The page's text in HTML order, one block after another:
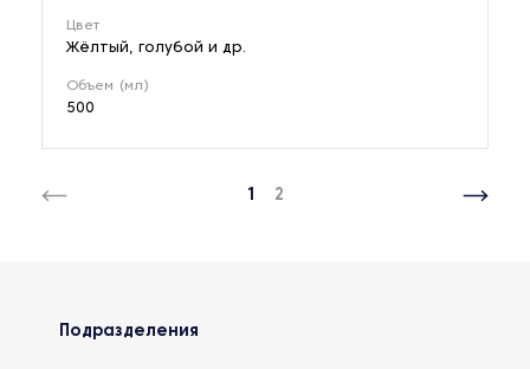
Цвет
Жёлтый, голубой и др.
Объем (мл)
500
1 2
Подразделения